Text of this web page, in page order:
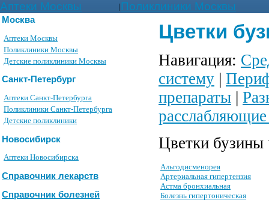
Аптеки Москвы | Поликлиники Москвы
Москва
Аптеки Москвы
Поликлиники Москвы
Детские поликлиники Москвы
Санкт-Петербург
Аптеки Санкт-Петербурга
Поликлиники Санкт-Петербурга
Детские поликлиники
Новосибирск
Аптеки Новосибирска
Справочник лекарств
Справочник болезней
Цветки
Навигация:
систему |
препараты |
Цветки бузины
Альгодисменорея
Артериальная гипертензия
Астма бронхиальная
Болезнь гипертоническая